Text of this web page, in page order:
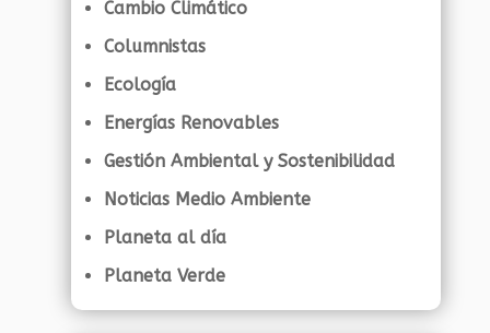
Cambio Climático
Columnistas
Ecología
Energías Renovables
Gestión Ambiental y Sostenibilidad
Noticias Medio Ambiente
Planeta al día
Planeta Verde